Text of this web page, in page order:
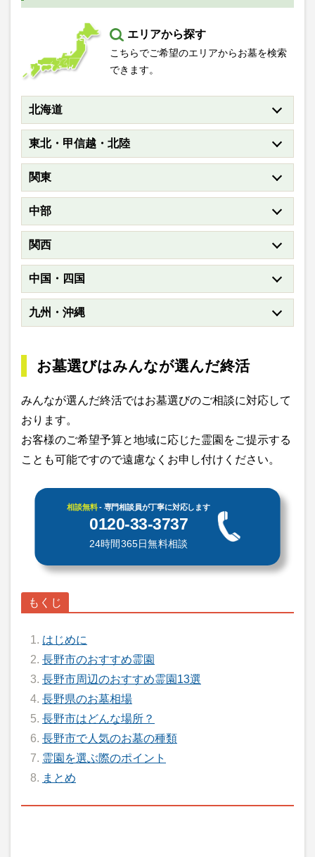
エリアから探す
こちらでご希望のエリアからお墓を検索
できます。
北海道
東北・甲信越・北陸
関東
中部
関西
中国・四国
九州・沖縄
お墓選びはみんなが選んだ終活
みんなが選んだ終活ではお墓選びのご相談に対応して
おります。
お客様のご希望予算と地域に応じた霊園をご提示する
ことも可能ですので遠慮なくお申し付けください。
相談無料- 専門相談員が丁寧に対応します
0120-33-3737
24時間365日無料相談
はじめに
長野市のおすすめ霊園
長野市周辺のおすすめ霊園13選
長野県のお墓相場
長野市はどんな場所？
長野市で人気のお墓の種類
霊園を選ぶ際のポイント
まとめ